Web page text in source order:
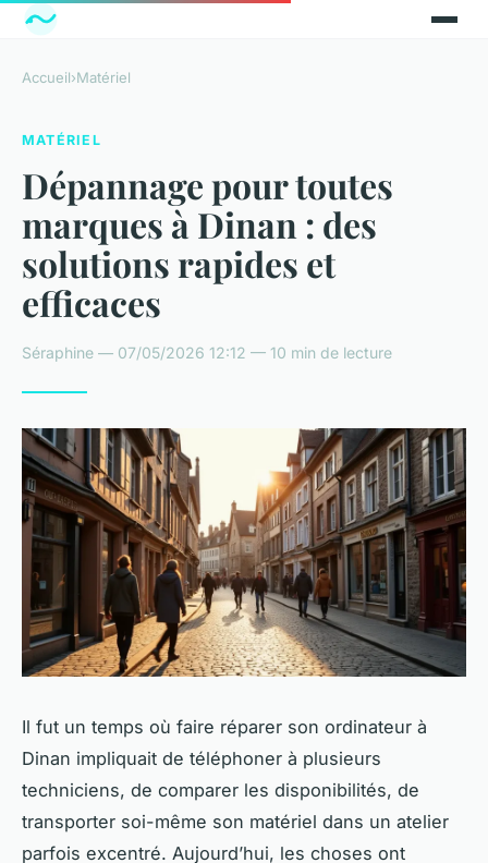
Accueil›Matériel
MATÉRIEL
Dépannage pour toutes
marques à Dinan : des
solutions rapides et
efficaces
Séraphine — 07/05/2026 12:12 — 10 min de lecture
Il fut un temps où faire réparer son ordinateur à
Dinan impliquait de téléphoner à plusieurs
techniciens, de comparer les disponibilités, de
transporter soi-même son matériel dans un atelier
parfois excentré. Aujourd’hui, les choses ont